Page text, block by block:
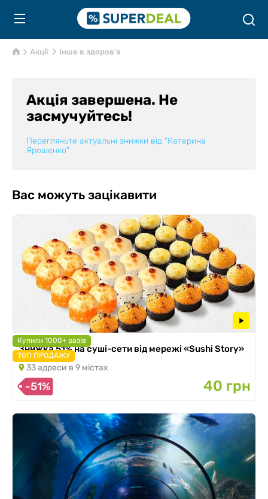
Акції Інше в здоров'я
Акція завершена. Не
засмучуйтесь!
Перегляньте актуальні знижки від "Катерина
Ярошенко"
Вас можуть зацікавити
Купили 1000+ разів
ТОП ПРОДАЖУ
Знижка 51% на суші-сети від мережі «Sushi Story»
33 адреси в 9 містах
-51% 40 грн